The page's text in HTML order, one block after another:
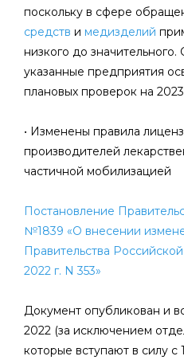
поскольку в сфере
средств и медизделий
низкого до значительного.
указанные предприятия
плановых проверок на
• Изменены правила
производителей
частичной мобилизацией
Постановление
№1839 «О внесении
Правительства
2022 г. N 353»
Документ опубликован и
2022 (за исключением
которые вступают в силу с